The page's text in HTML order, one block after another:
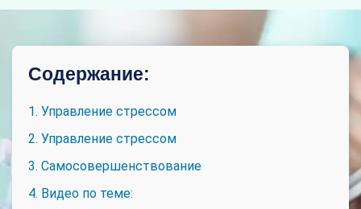
Содержание:
1. Управление стрессом
2. Управление стрессом
3. Самосовершенствование
4. Видео по теме: